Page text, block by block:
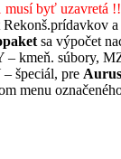
musí byť uzavretá
Rekonš.prídavkov
sa výpočet
kmeň. súbory,
špeciál, pre Aurus
menu